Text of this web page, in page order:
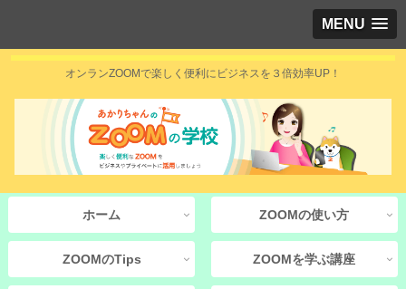
MENU
オンランZOOMで楽しく便利にビジネスを３倍効率UP！
ホーム ZOOMの使い方
ZOOMのTips ZOOMを学ぶ講座